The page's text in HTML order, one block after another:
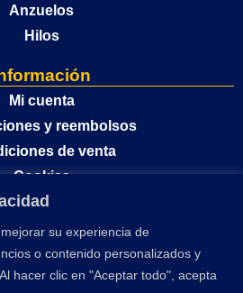
su experiencia de
o contenido personalizados y
hacer clic en "Aceptar todo", acepta
Anzuelos
Hilos
Mi cuenta
y reembolsos
de venta
Cookies
de privacidad